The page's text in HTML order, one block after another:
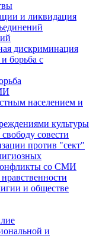
и ликвидация
дискриминация
борьба с
населением и
культуры
совести
против "сект"
со СМИ
и обществе
и